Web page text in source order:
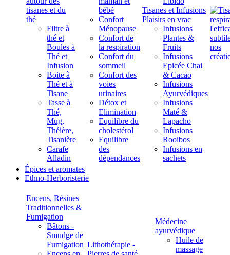
tisanes et du
thé
Filtre à
thé et
Boules à
Thé et
Infusion
Boite à
Thé et à
Tisane
Tasse à
Thé,
Mug,
Théière,
Tisanière
Carafe
Alladin
bébé
Confort
Ménopause
Confort de
la respiration
Confort du
sommeil
Confort des
voies
urinaires
Détox et
Elimination
Equilibre du
cholestérol
Equilibre
des
dépendances
Tisanes et Infusions
Plaisirs en vrac
Infusions
Plantes &
Fruits
Infusions
Epicée Chai
& Cacao
Infusions
Ayurvédiques
Infusions
Maté &
Lapacho
Infusions
Rooibos
Infusions en
sachets
Épices et aromates
Ethno-Herboristerie
Encens, Résines
Traditionnelles &
Fumigation
Bâtons -
Smudge de
Fumigation Lithothérapie -
Médecine
ayurvédique
Huile de
massage